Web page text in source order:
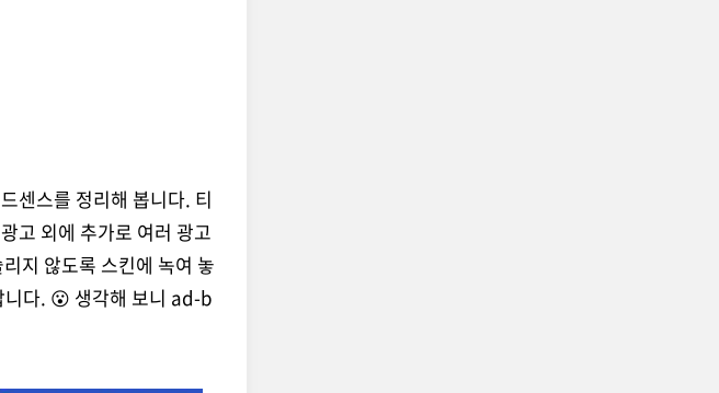
센스를 정리해 봅니다. 티
고 외에 추가로 여러 광고
지 않도록 스킨에 녹여 놓
니다. 😮 생각해 보니 ad-b